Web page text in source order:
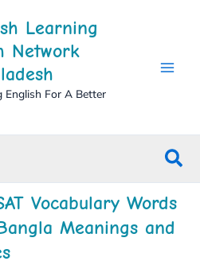
Learning
Network
English For A Better
Vocabulary Words
Meanings and